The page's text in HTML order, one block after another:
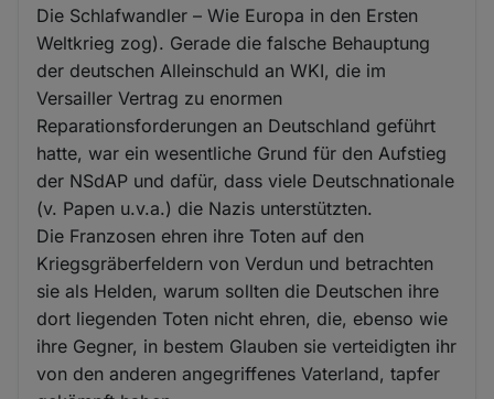
Die Schlafwandler – Wie Europa in den Ersten
Weltkrieg zog). Gerade die falsche Behauptung
der deutschen Alleinschuld an WKI, die im
Versailler Vertrag zu enormen
Reparationsforderungen an Deutschland geführt
hatte, war ein wesentliche Grund für den Aufstieg
der NSdAP und dafür, dass viele Deutschnationale
(v. Papen u.v.a.) die Nazis unterstützten.
Die Franzosen ehren ihre Toten auf den
Kriegsgräberfeldern von Verdun und betrachten
sie als Helden, warum sollten die Deutschen ihre
dort liegenden Toten nicht ehren, die, ebenso wie
ihre Gegner, in bestem Glauben sie verteidigten ihr
von den anderen angegriffenes Vaterland, tapfer